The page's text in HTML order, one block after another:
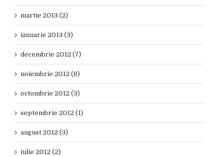
martie 2013 (2)
ianuarie 2013 (3)
decembrie 2012 (7)
noiembrie 2012 (8)
octombrie 2012 (3)
septembrie 2012 (1)
august 2012 (3)
iulie 2012 (2)